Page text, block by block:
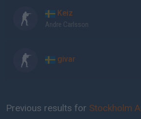
Keiz
Andre Carlsson
givar
Previous results for Stockholm